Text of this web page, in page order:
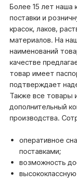
Более 15 лет наша
поставки и
красок, лаков,
материалов. На
наименований
качестве
товар имеет
подтверждает
Также все товары
дополнительный
производства.
оперативное
поставками;
возможность